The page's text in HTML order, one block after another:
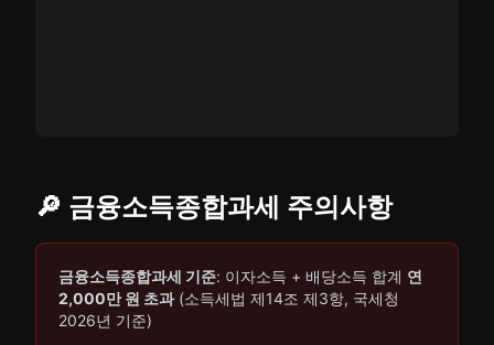
🔎 금융소득종합과세 주의사항
금융소득종합과세 기준: 이자소득 + 배당소득 합계 연
2,000만 원 초과(소득세법 제14조 제3항, 국세청
2026년 기준)